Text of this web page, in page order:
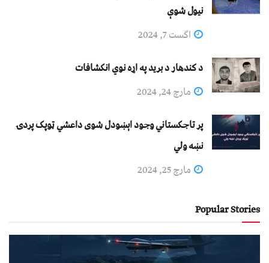
نيول شوې
اگست 7, 2024
د کندهار د برید په اړه نوي انکشافات
مارچ 24, 2024
پر تاجکستاني وجود اېښودل شوی داعشي ټوپک پردۍ
نښه ولي
مارچ 25, 2024
Popular Stories